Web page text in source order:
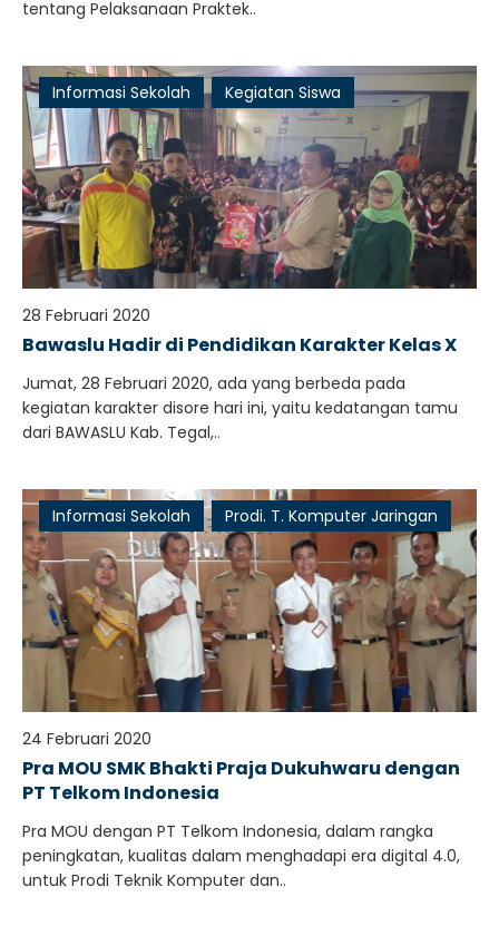
tentang Pelaksanaan Praktek..
Informasi Sekolah Kegiatan Siswa
28 Februari 2020
Bawaslu Hadir di Pendidikan Karakter Kelas X
Jumat, 28 Februari 2020, ada yang berbeda pada
kegiatan karakter disore hari ini, yaitu kedatangan tamu
dari BAWASLU Kab. Tegal,..
Informasi Sekolah Prodi. T. Komputer Jaringan
24 Februari 2020
Pra MOU SMK Bhakti Praja Dukuhwaru dengan
PT Telkom Indonesia
Pra MOU dengan PT Telkom Indonesia, dalam rangka
peningkatan, kualitas dalam menghadapi era digital 4.0,
untuk Prodi Teknik Komputer dan..